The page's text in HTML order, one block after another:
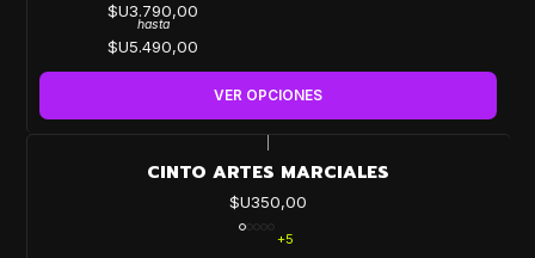
$U3.790,00
hasta
$U5.490,00
VER OPCIONES
CINTO ARTES MARCIALES
$U350,00
+5